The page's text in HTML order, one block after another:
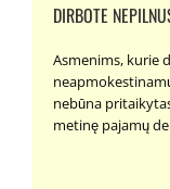
DIRBOTE
Asmenims, kurie
nebūna
metinę pajamų